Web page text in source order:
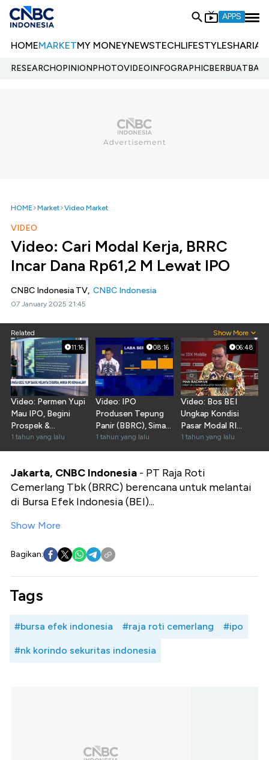
APPS
HOMEMARKETMY MONEYNEWSTECHLIFESTYLESHARIA
RESEARCHOPINIONPHOTOVIDEOINFOGRAPHIC
HOME Market Video Market
VIDEO
Video: Cari Modal Kerja, BRRC
Incar Dana Rp61,2 M Lewat IPO
CNBC Indonesia TV, CNBC Indonesia
07 January 2025 21:45
Related Show More
11:16
Video: Permen Yupi
Mau IPO, Begini
Prospek &
Kinerjanya!
1 tahun yang lalu
08:16
Video: IPO
Produsen Tepung
Panir (BBRC), Simak
Prospeknya!
1 tahun yang lalu
06:48
Video: Bos BEI
Ungkap Kondisi
Pasar Modal RI
Pasca Pelantikan
Presiden
1 tahun yang lalu
Jakarta, CNBC Indonesia - PT Raja Roti
Cemerlang Tbk (BRRC) berencana untuk melantai
di Bursa Efek Indonesia (BEI)...
Show More
Bagikan:
Tags
#bursa efek indonesia #raja roti cemerlang #ipo
#nk korindo sekuritas indonesia